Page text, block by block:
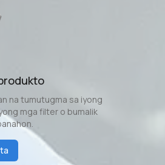
na tumutugma sa iyong
mga filter o bumalik